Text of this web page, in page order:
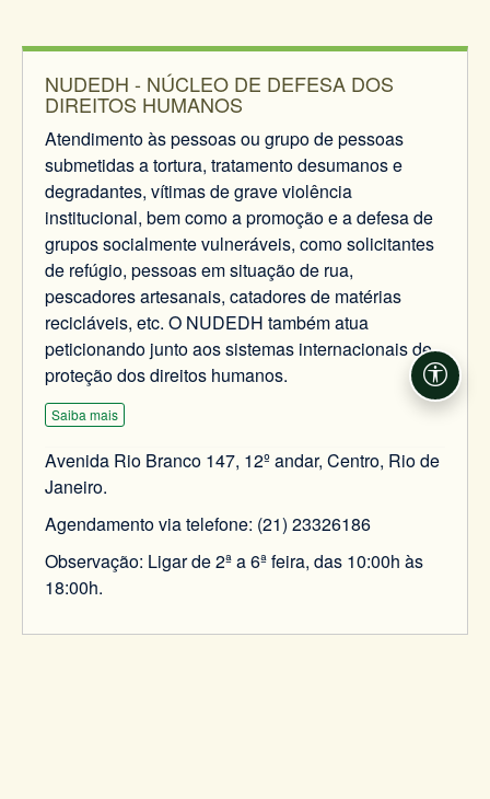
NUDEDH - NÚCLEO DE DEFESA DOS
DIREITOS HUMANOS
Atendimento às pessoas ou grupo de pessoas
submetidas a tortura, tratamento desumanos e
degradantes, vítimas de grave violência
institucional, bem como a promoção e a defesa de
grupos socialmente vulneráveis, como solicitantes
de refúgio, pessoas em situação de rua,
pescadores artesanais, catadores de matérias
recicláveis, etc. O NUDEDH também atua
peticionando junto aos sistemas internacionais de
proteção dos direitos humanos.
Saiba mais
Avenida Rio Branco 147, 12º andar, Centro, Rio de
Janeiro.
Agendamento via telefone: (21) 23326186
Observação: Ligar de 2ª a 6ª feira, das 10:00h às
18:00h.